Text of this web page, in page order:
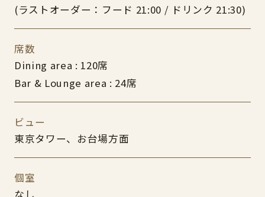
(ラストオーダー：フード 21:00 / ドリンク 21:30)
席数
Dining area : 120席
Bar & Lounge area : 24席
ビュー
東京タワー、お台場方面
個室
なし